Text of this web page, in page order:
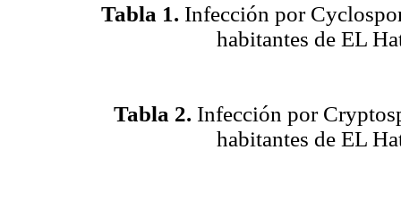
Tabla 1. Infección por
habitantes de EL
Tabla 2. Infección por
habitantes de EL